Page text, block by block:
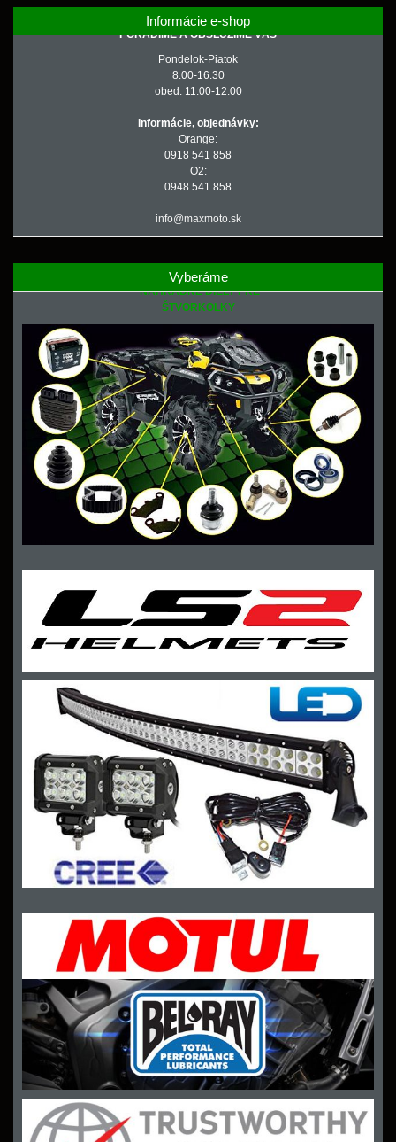
Informácie e-shop
PORADÍME A OBSLÚŽIME VÁS
Pondelok-Piatok
8.00-16.30
obed: 11.00-12.00
Informácie, objednávky:
Orange:
0918 541 858
O2:
0948 541 858
info@maxmoto.sk
Vyberáme
NÁHRADNÉ DIELY PRE
ŠTVORKOLKY